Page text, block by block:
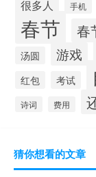
很多人 手机
春节 春
汤圆 游戏
红包 考试
诗词 费用
猜你想看的文章